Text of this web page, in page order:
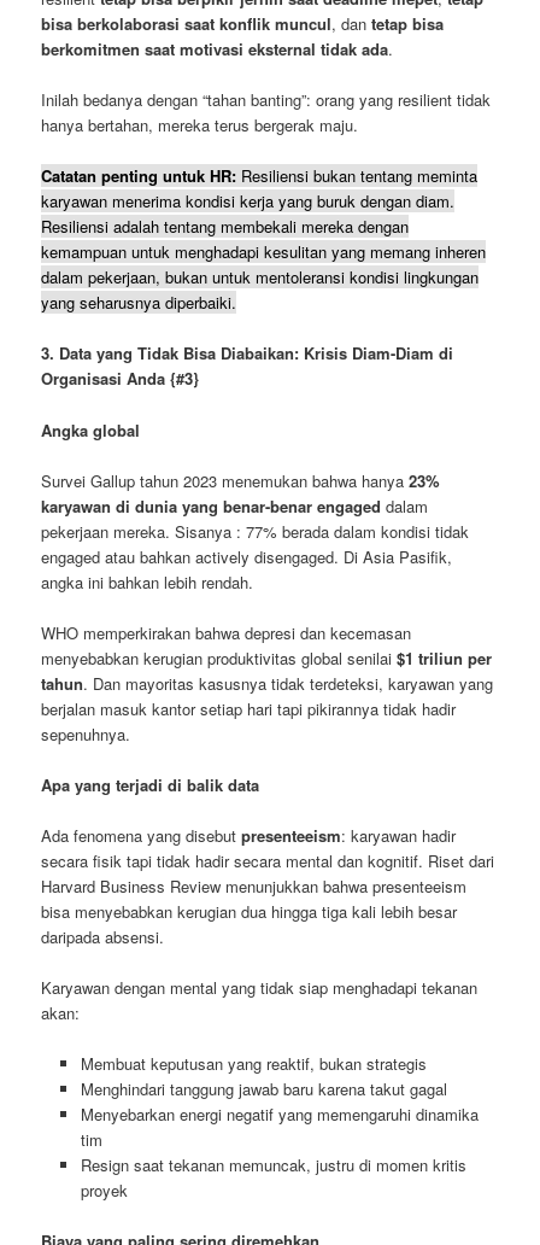
bisa berkolaborasi saat konflik muncul, dantetap bisa
berkomitmen saat motivasi eksternal tidak ada.
Inilah bedanya dengan “tahan banting”: orang yang resilient tidak
hanya bertahan, mereka terus bergerak maju.
Catatan penting untuk HR: Resiliensi bukan tentang meminta
karyawan menerima kondisi kerja yang buruk dengan diam.
Resiliensi adalah tentang membekali mereka dengan
kemampuan untuk menghadapi kesulitan yang memang inheren
dalam pekerjaan, bukan untuk mentoleransi kondisi lingkungan
yang seharusnya diperbaiki.
3. Data yang Tidak Bisa Diabaikan: Krisis Diam-Diam di
Organisasi Anda {#3}
Angka global
Survei Gallup tahun 2023 menemukan bahwa hanya23%
karyawan di dunia yang benar-benar engaged dalam
pekerjaan mereka. Sisanya : 77% berada dalam kondisi tidak
engaged atau bahkan actively disengaged. Di Asia Pasifik,
angka ini bahkan lebih rendah.
WHO memperkirakan bahwa depresi dan kecemasan
menyebabkan kerugian produktivitas global senilai$1 triliun per
tahun. Dan mayoritas kasusnya tidak terdeteksi, karyawan yang
berjalan masuk kantor setiap hari tapi pikirannya tidak hadir
sepenuhnya.
Apa yang terjadi di balik data
Ada fenomena yang disebutpresenteeism: karyawan hadir
secara fisik tapi tidak hadir secara mental dan kognitif. Riset dari
Harvard Business Review menunjukkan bahwa presenteeism
bisa menyebabkan kerugian dua hingga tiga kali lebih besar
daripada absensi.
Karyawan dengan mental yang tidak siap menghadapi tekanan
akan:
Membuat keputusan yang reaktif, bukan strategis
Menghindari tanggung jawab baru karena takut gagal
Menyebarkan energi negatif yang memengaruhi dinamika
tim
Resign saat tekanan memuncak, justru di momen kritis
proyek